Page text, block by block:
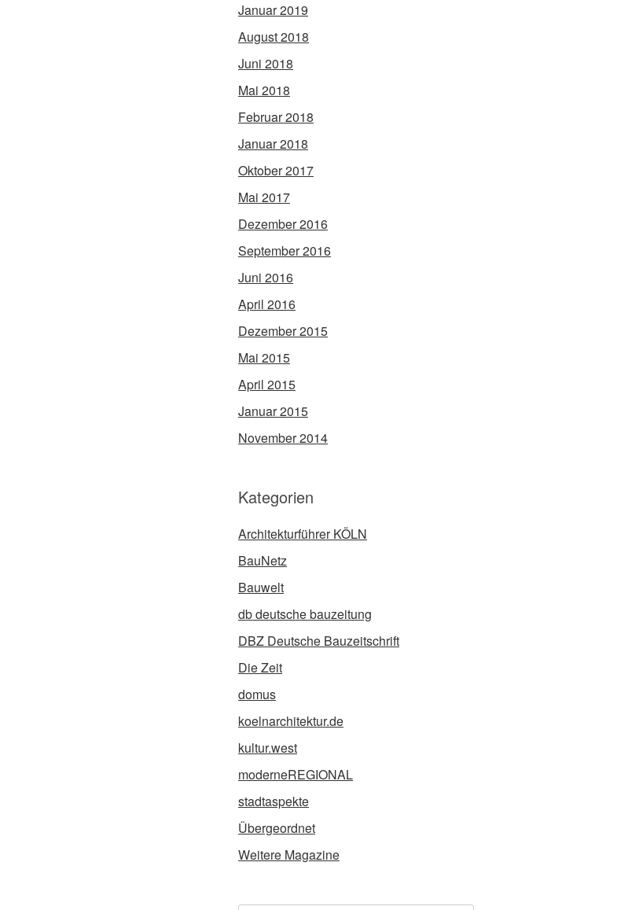
Januar 2019
August 2018
Juni 2018
Mai 2018
Februar 2018
Januar 2018
Oktober 2017
Mai 2017
Dezember 2016
September 2016
Juni 2016
April 2016
Dezember 2015
Mai 2015
April 2015
Januar 2015
November 2014
Kategorien
Architekturführer KÖLN
BauNetz
Bauwelt
db deutsche bauzeitung
DBZ Deutsche Bauzeitschrift
Die Zeit
domus
koelnarchitektur.de
kultur.west
moderneREGIONAL
stadtaspekte
Übergeordnet
Weitere Magazine